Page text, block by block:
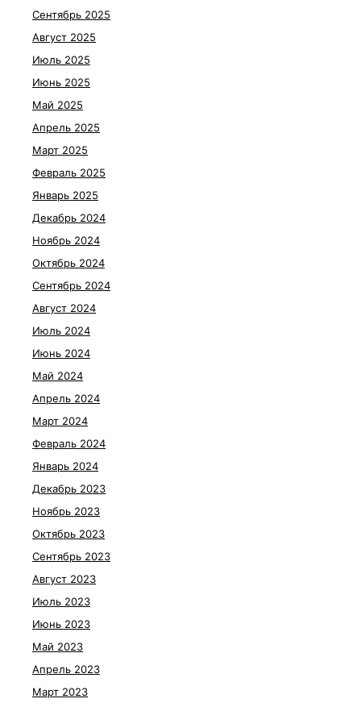
Сентябрь 2025
Август 2025
Июль 2025
Июнь 2025
Май 2025
Апрель 2025
Март 2025
Февраль 2025
Январь 2025
Декабрь 2024
Ноябрь 2024
Октябрь 2024
Сентябрь 2024
Август 2024
Июль 2024
Июнь 2024
Май 2024
Апрель 2024
Март 2024
Февраль 2024
Январь 2024
Декабрь 2023
Ноябрь 2023
Октябрь 2023
Сентябрь 2023
Август 2023
Июль 2023
Июнь 2023
Май 2023
Апрель 2023
Март 2023